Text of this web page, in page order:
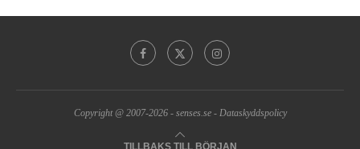
Copyright @ 2007-2026 - senses.se- Dataskyddspolicy
TILLBAKS TILL BÖRJAN